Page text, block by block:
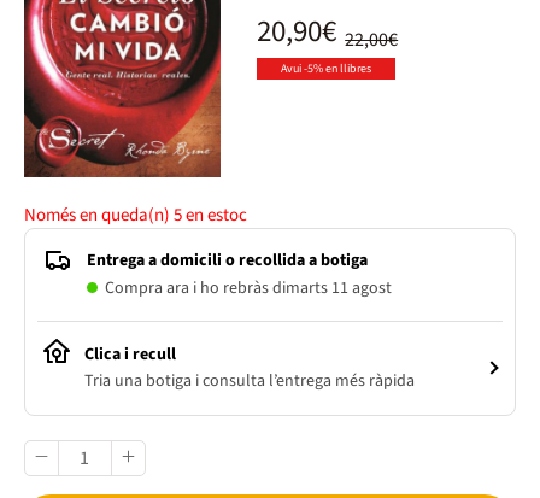
22,00€
20,90€
Avui -5% en llibres
Només en queda(n)5en estoc
Entrega a domicili o recollida a botiga
Compra ara i ho rebràs dimarts 11 agost
Clica i recull
Tria una botiga i consulta l’entrega més ràpida